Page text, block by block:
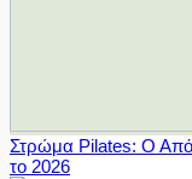
Στρώμα Pilates: Ο
το 2026